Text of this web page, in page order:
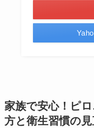
家族で安心！ピ
方と衛生習慣の